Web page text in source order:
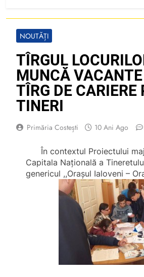
NOUTĂȚI
TÎRGUL
MUNCĂ
TÎRG DE CARIERE
TINERI
Primăria Costești 10 Ani Ago
În contextul Proiectului
Capitala Naţională a
genericul ,,Oraşul Ialoveni –